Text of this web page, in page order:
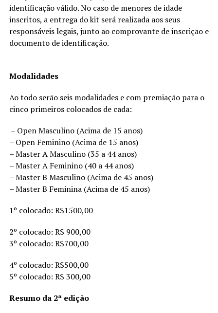
identificação válido. No caso de menores de idade
inscritos, a entrega do kit será realizada aos seus
responsáveis legais, junto ao comprovante de inscrição e
documento de identificação.
Modalidades
Ao todo serão seis modalidades e com premiação para o
cinco primeiros colocados de cada:
– Open Masculino (Acima de 15 anos)
– Open Feminino (Acima de 15 anos)
– Master A Masculino (35 a 44 anos)
– Master A Feminino (40 a 44 anos)
– Master B Masculino (Acima de 45 anos)
– Master B Feminina (Acima de 45 anos)
1º colocado: R$1500,00
2º colocado: R$ 900,00
3º colocado: R$700,00
4º colocado: R$500,00
5º colocado: R$ 300,00
Resumo da 2ª edição